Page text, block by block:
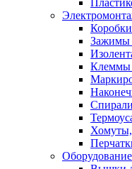
Зажимы
Клеммы
Хомуты,